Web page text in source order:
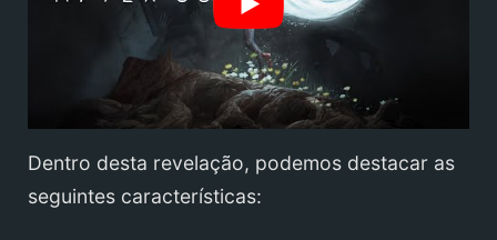
Dentro desta revelação, podemos destacar as
seguintes características: